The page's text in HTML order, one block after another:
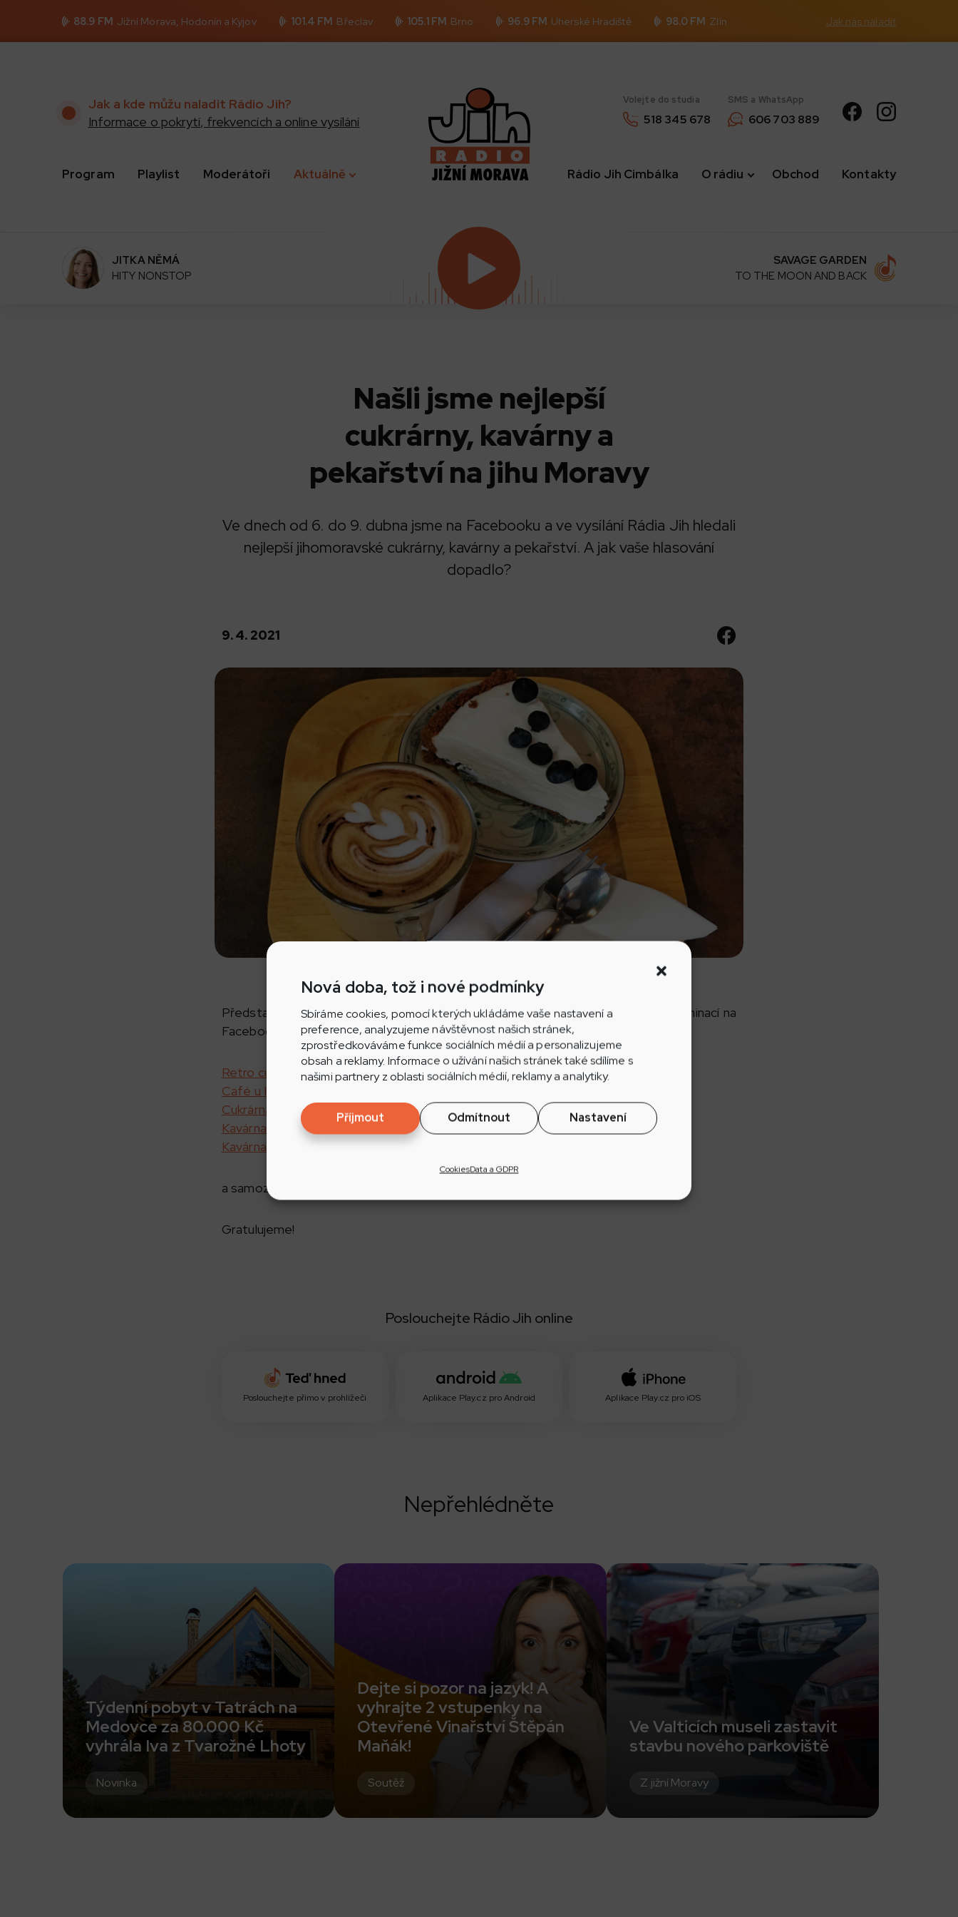
Nová doba, tož i nové podmínky
Sbíráme cookies, pomocí kterých ukládáme vaše nastavení a
preference, analyzujeme návštěvnost našich stránek,
zprostředkováváme funkce sociálních médií a personalizujeme
obsah a reklamy. Informace o užívání našich stránek také sdílíme s
našimi partnery z oblasti sociálních médií, reklamy a analytiky.
Příjmout Odmítnout Nastavení
CookiesData a GDPR
88.9 FM Jižní Morava, Hodonín a Kyjov 101.4 FM Břeclav 105.1 FM Brno 96.9 FM Uherské Hradiště 98.0 FM Zlín Jak nás naladit
Jak a kde můžu naladit Rádio Jih?
Informace o pokrytí, frekvencích a online vysílání
Program Playlist Moderátoři Aktuálně
Volejte do studia
518 345 678
SMS a WhatsApp
606 703 889
Rádio Jih Cimbálka O rádiu Obchod Kontakty
JITKA NĚMÁ
HITY NONSTOP
SAVAGE GARDEN
TO THE MOON AND BACK
Našli jsme nejlepší
cukrárny, kavárny a
pekařství na jihu Moravy
Ve dnech od 6. do 9. dubna jsme na Facebooku a ve vysílání Rádia Jih hledali
nejlepší jihomoravské cukrárny, kavárny a pekařství. A jak vaše hlasování
dopadlo?
9. 4. 2021
Představujeme vám nejlepší jihomoravské cukrárny, kavárny a pekařství podle nominací na
Facebooku Rádia Jih:
Retro cukrárna Mutěnice
Café u Kordulky Ratíškovice
Cukrárna U Polášků Čejkovice
Kavárna Rokava Rohatec
Kavárna Longus Kyjov
a samozřejmě jste nominovali mnohé a mnohé další.
Gratulujeme!
Poslouchejte Rádio Jih online
Poslouchejte přímo v prohlížeči Aplikace Play.cz pro Android Aplikace Play.cz pro iOS
Nepřehlédněte
Týdenní pobyt v Tatrách na
Medovce za 80.000 Kč
vyhrála Iva z Tvarožné Lhoty
Novinka
Dejte si pozor na jazyk! A
vyhrajte 2 vstupenky na
Otevřené Vinařství Štěpán
Maňák!
Soutěž
Ve Valticích museli zastavit
stavbu nového parkoviště
Z jižní Moravy